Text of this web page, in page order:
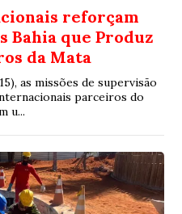
reforçam
Bahia que Produz
da Mata
as missões de supervisão
parceiros do
u...